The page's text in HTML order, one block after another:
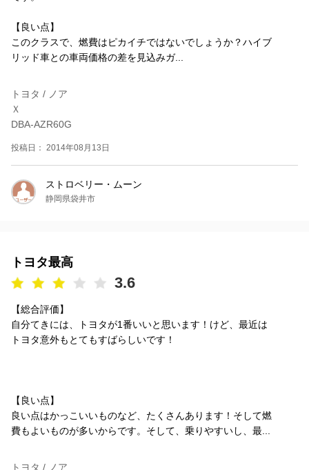
【良い点】
このクラスで、燃費はピカイチではないでしょうか？ハイブ
リッド車との車両価格の差を見込みガ...
トヨタ / ノア
Ｘ
DBA-AZR60G
投稿日： 2014年08月13日
ストロベリー・ムーン
静岡県袋井市
トヨタ最高
3.6
【総合評価】
自分てきには、トヨタが1番いいと思います！けど、最近は
トヨタ意外もとてもすばらしいです！
【良い点】
良い点はかっこいいものなど、たくさんあります！そして燃
費もよいものが多いからです。そして、乗りやすいし、最...
トヨタ / ノア